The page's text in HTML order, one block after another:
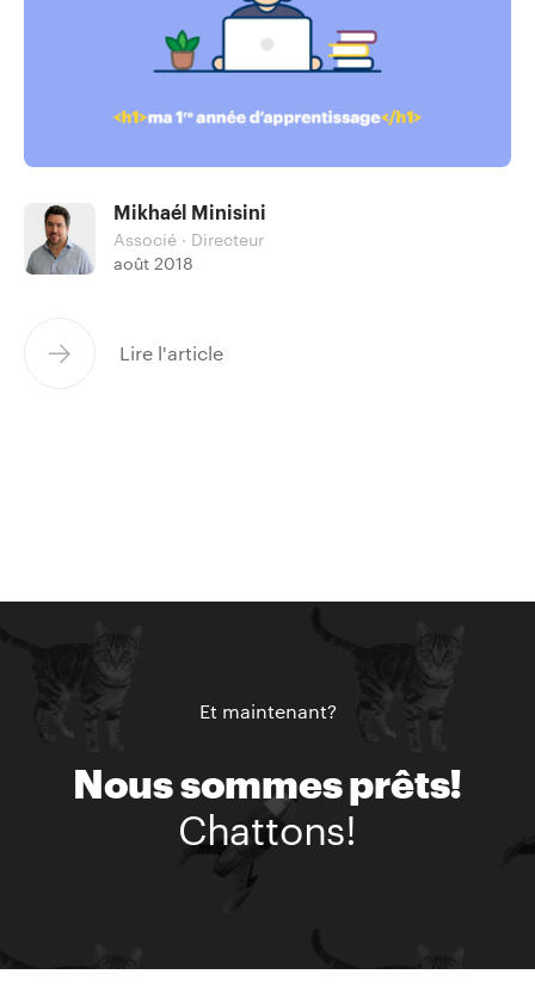
Mikhaél Minisini
Associé · Directeur
août 2018
Lire l'article
Et maintenant?
Nous sommes prêts!
Chattons!